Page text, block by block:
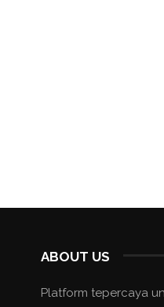
ABOUT US
Platform tepercaya